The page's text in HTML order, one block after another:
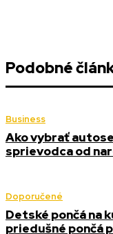
Podobné
Business
Ako vybrať
sprievodca od
Doporučené
Detské pončá na
priedušné pončá